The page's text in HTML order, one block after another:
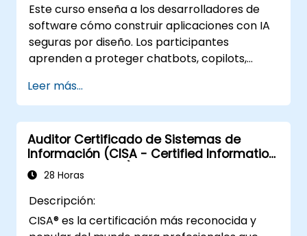
Este curso enseña a los desarrolladores de
software cómo construir aplicaciones con IA
seguras por diseño. Los participantes
aprenden a proteger chatbots, copilots,
amenazas específicas de la IA, como
inyección de prompts, envenenamiento de
datos, abuso de herramientas, fugas de
secretos y salida del modelo insegura. El curso
cubre el diseño seguro de prompts, seguridad
de RAG, acceso de mínimo privilegio,
a los desarrolladores a crear funcionalidades
de IA que sean seguras, confiables y
Leer más...
Auditor Certificado de Sistemas de
Información (CISA - Certified Information
Systems Auditor)
28 Horas
Descripción:
CISA® es la certificación más reconocida y